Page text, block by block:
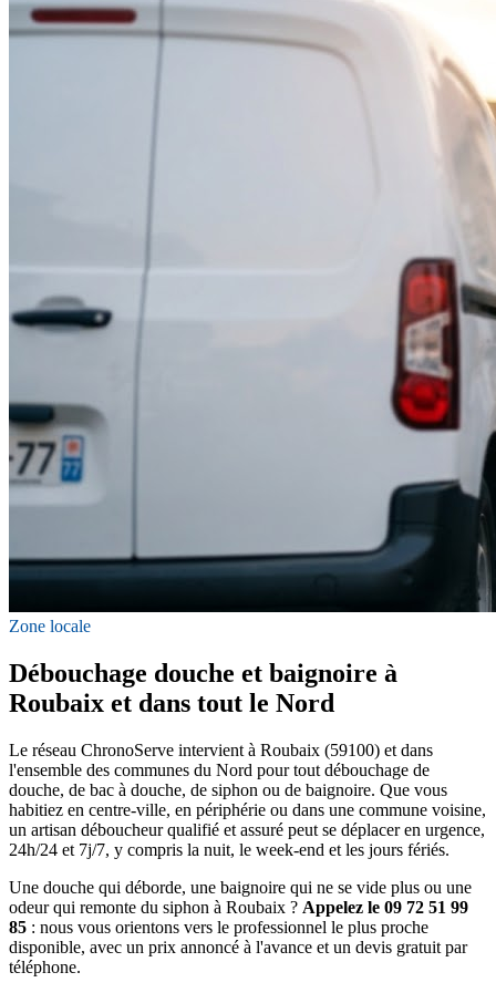
Zone locale
Débouchage douche et baignoire à
Roubaix et dans tout le Nord
Le réseau ChronoServe intervient à Roubaix (59100) et dans
l'ensemble des communes du Nord pour tout débouchage de
douche, de bac à douche, de siphon ou de baignoire. Que vous
habitiez en centre-ville, en périphérie ou dans une commune voisine,
un artisan déboucheur qualifié et assuré peut se déplacer en urgence,
24h/24 et 7j/7, y compris la nuit, le week-end et les jours fériés.
Une douche qui déborde, une baignoire qui ne se vide plus ou une
odeur qui remonte du siphon à Roubaix ? Appelez le 09 72 51 99
85 : nous vous orientons vers le professionnel le plus proche
disponible, avec un prix annoncé à l'avance et un devis gratuit par
téléphone.